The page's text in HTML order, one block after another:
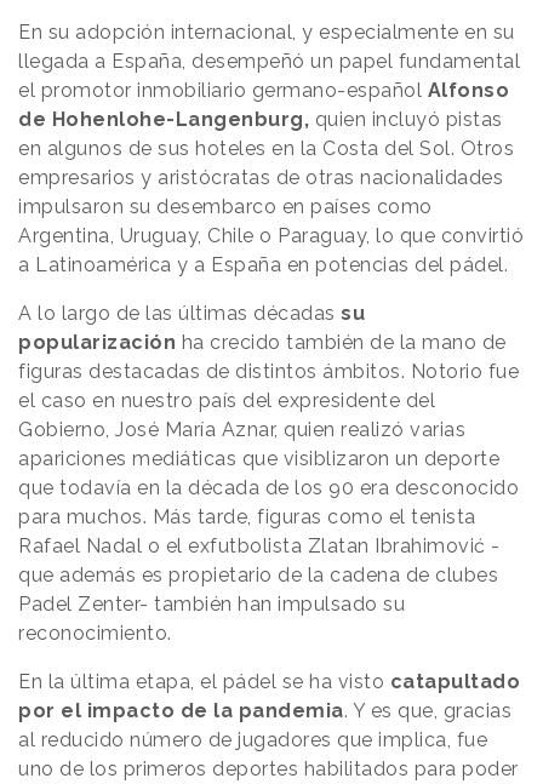
En su adopción internacional, y especialmente en su
llegada a España, desempeñó un papel fundamental
el promotor inmobiliario germano-español Alfonso
de Hohenlohe-Langenburg, quien incluyó pistas
en algunos de sus hoteles en la Costa del Sol. Otros
empresarios y aristócratas de otras nacionalidades
impulsaron su desembarco en países como
Argentina, Uruguay, Chile o Paraguay, lo que convirtió
a Latinoamérica y a España en potencias del pádel.
A lo largo de las últimas décadas su
popularización ha crecido también de la mano de
figuras destacadas de distintos ámbitos. Notorio fue
el caso en nuestro país del expresidente del
Gobierno, José María Aznar, quien realizó varias
apariciones mediáticas que visiblizaron un deporte
que todavía en la década de los 90 era desconocido
para muchos. Más tarde, figuras como el tenista
Rafael Nadal o el exfutbolista Zlatan Ibrahimović -
que además es propietario de la cadena de clubes
Padel Zenter- también han impulsado su
reconocimiento.
En la última etapa, el pádel se ha visto catapultado
por el impacto de la pandemia. Y es que, gracias
al reducido número de jugadores que implica, fue
uno de los primeros deportes habilitados para poder